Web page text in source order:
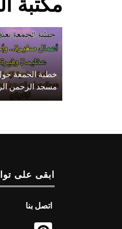
مكتبة
خطبة الجمعة
مسجد الرحمن
ابقى على
اتصل بنا